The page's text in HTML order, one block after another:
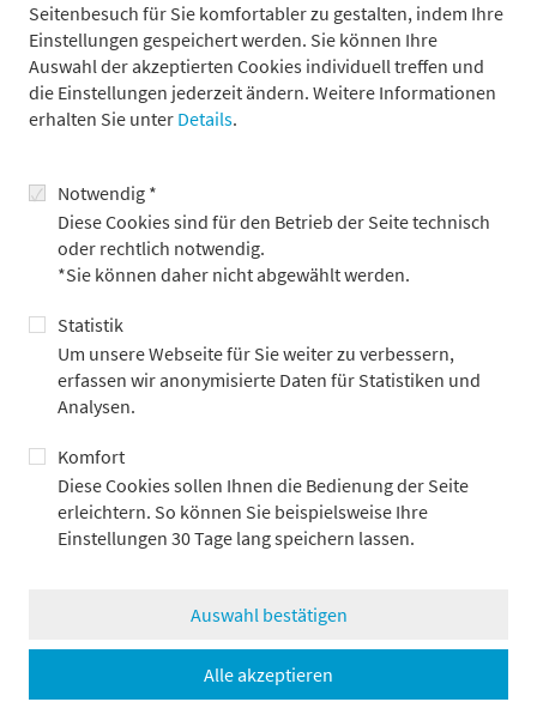
Seitenbesuch für Sie komfortabler zu gestalten, indem Ihre
Einstellungen gespeichert werden. Sie können Ihre
Auswahl der akzeptierten Cookies individuell treffen und
die Einstellungen jederzeit ändern. Weitere Informationen
erhalten Sie unter Details.
Notwendig *
Diese Cookies sind für den Betrieb der Seite technisch
oder rechtlich notwendig.
*Sie können daher nicht abgewählt werden.
Statistik
Um unsere Webseite für Sie weiter zu verbessern,
erfassen wir anonymisierte Daten für Statistiken und
Analysen.
Komfort
Diese Cookies sollen Ihnen die Bedienung der Seite
erleichtern. So können Sie beispielsweise Ihre
Einstellungen 30 Tage lang speichern lassen.
Auswahl bestätigen
Alle akzeptieren
Kann Wirtschaftswachstum auch „zu stark“
7.8.2026